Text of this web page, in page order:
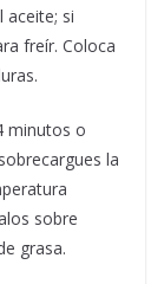
aceite; si
freír. Coloca
minutos o
la
sobre
grasa.